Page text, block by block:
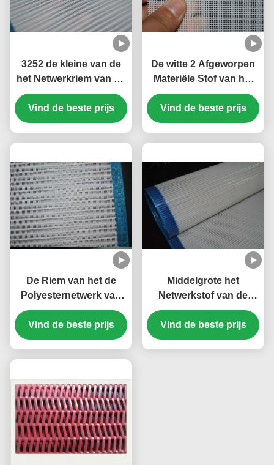
3252 de kleine van de
het Netwerkriem van de
Lijnpolyester
Spiraalvormige Draad
voor Document
Vind de beste prijs
De witte 2 Afgeworpen
Materiële Stof van het
Duidelijk
Weefselnetwerk voor
Transportband, OEM
Vind de beste prijs
De Riem van het de
Polyesternetwerk van
het papierfabricage
Duidelijke Weefsel met
het Spiraalvormige
Vind de beste prijs
Middelgrote het
Netwerkstof van de
Lijnpolyester voor
Document die Machine
3868 maken
Vind de beste prijs